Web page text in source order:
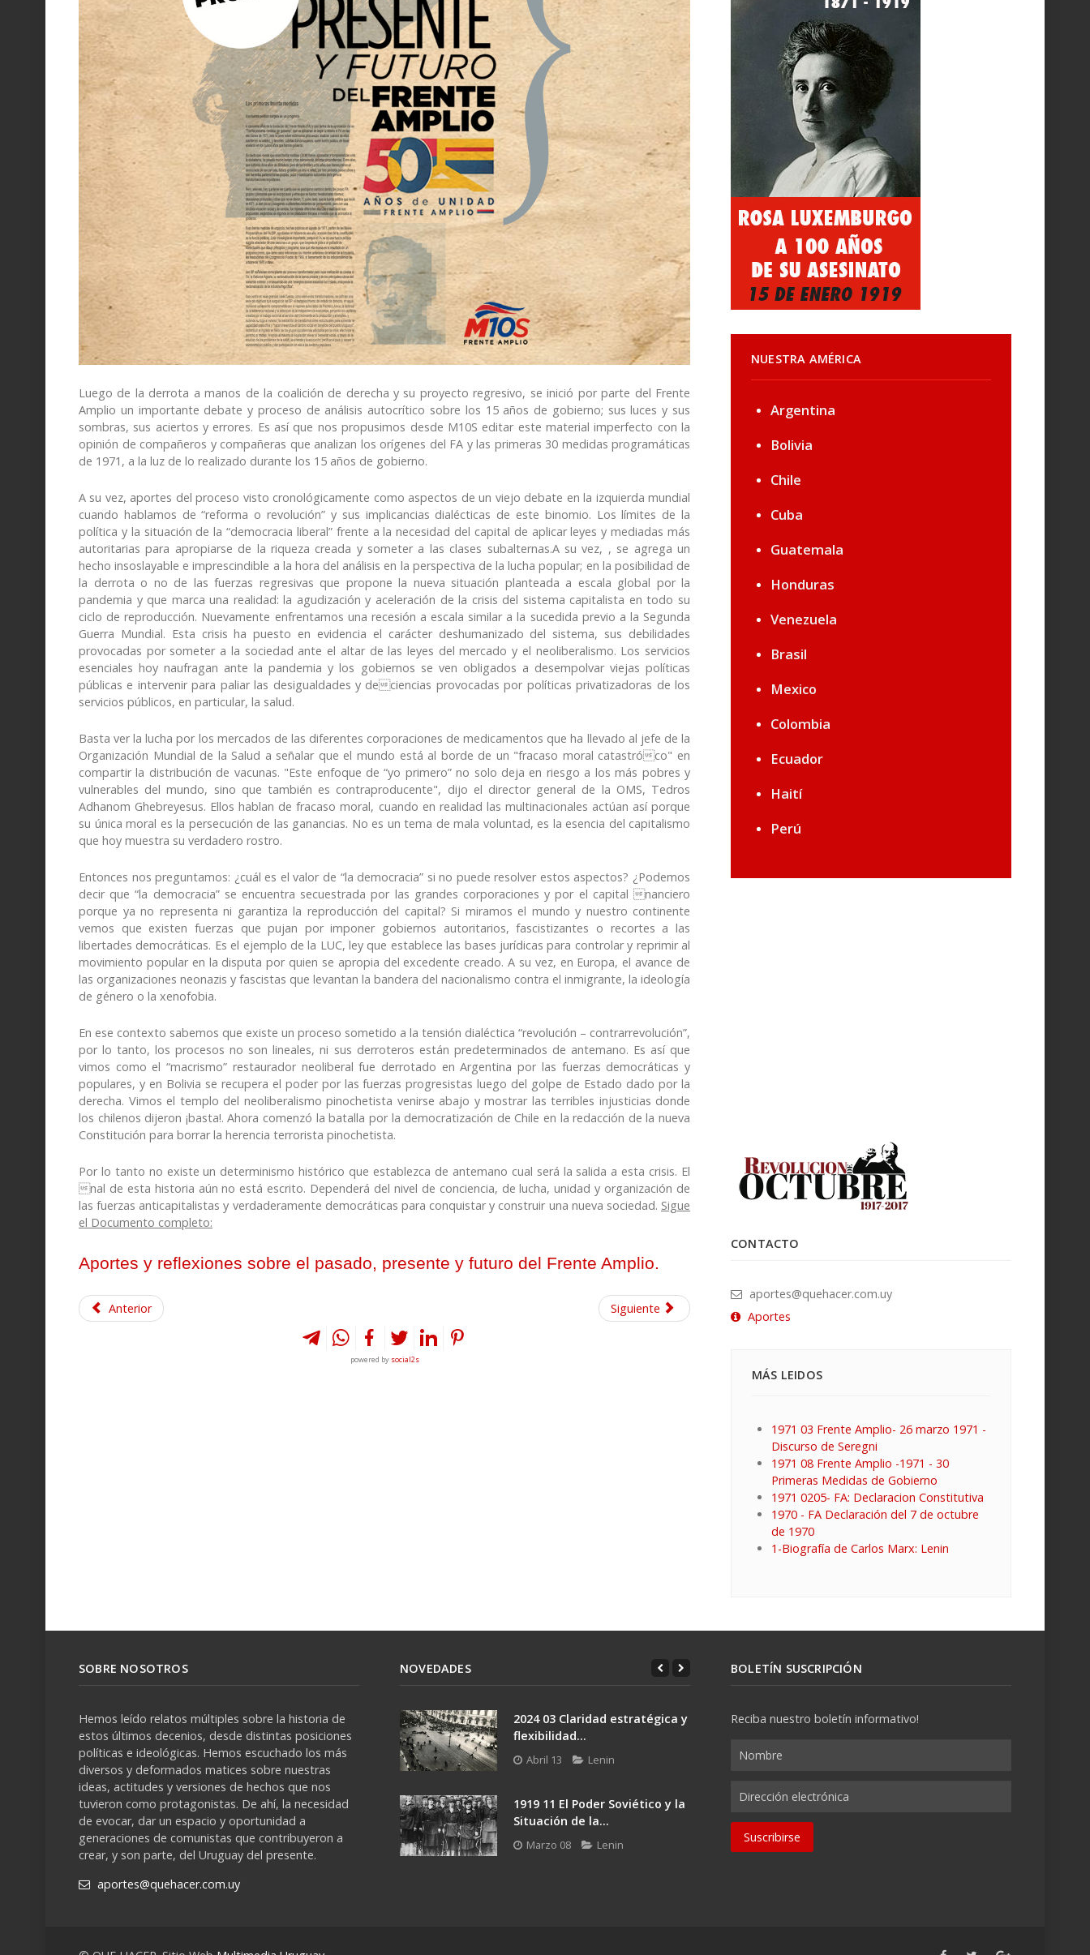
Luego de la derrota a manos de la coalición de derecha y su proyecto regresivo, se inició por parte del Frente
Amplio un importante debate y proceso de análisis autocrítico sobre los 15 años de gobierno; sus luces y sus
sombras, sus aciertos y errores. Es así que nos propusimos desde M10S editar este material imperfecto con la
opinión de compañeros y compañeras que analizan los orígenes del FA y las primeras 30 medidas programáticas
de 1971, a la luz de lo realizado durante los 15 años de gobierno.
A su vez, aportes del proceso visto cronológicamente como aspectos de un viejo debate en la izquierda mundial
cuando hablamos de “reforma o revolución” y sus implicancias dialécticas de este binomio. Los límites de la
política y la situación de la “democracia liberal” frente a la necesidad del capital de aplicar leyes y mediadas más
autoritarias para apropiarse de la riqueza creada y someter a las clases subalternas.A su vez, , se agrega un
hecho insoslayable e imprescindible a la hora del análisis en la perspectiva de la lucha popular; en la posibilidad de
la derrota o no de las fuerzas regresivas que propone la nueva situación planteada a escala global por la
pandemia y que marca una realidad: la agudización y aceleración de la crisis del sistema capitalista en todo su
ciclo de reproducción. Nuevamente enfrentamos una recesión a escala similar a la sucedida previo a la Segunda
Guerra Mundial. Esta crisis ha puesto en evidencia el carácter deshumanizado del sistema, sus debilidades
provocadas por someter a la sociedad ante el altar de las leyes del mercado y el neoliberalismo. Los servicios
esenciales hoy naufragan ante la pandemia y los gobiernos se ven obligados a desempolvar viejas políticas
públicas e intervenir para paliar las desigualdades y deciencias provocadas por políticas privatizadoras de los
servicios públicos, en particular, la salud.
Basta ver la lucha por los mercados de las diferentes corporaciones de medicamentos que ha llevado al jefe de la
Organización Mundial de la Salud a señalar que el mundo está al borde de un "fracaso moral catastróco" en
compartir la distribución de vacunas. "Este enfoque de “yo primero” no solo deja en riesgo a los más pobres y
vulnerables del mundo, sino que también es contraproducente", dijo el director general de la OMS, Tedros
Adhanom Ghebreyesus. Ellos hablan de fracaso moral, cuando en realidad las multinacionales actúan así porque
su única moral es la persecución de las ganancias. No es un tema de mala voluntad, es la esencia del capitalismo
que hoy muestra su verdadero rostro.
Entonces nos preguntamos: ¿cuál es el valor de “la democracia” si no puede resolver estos aspectos? ¿Podemos
decir que “la democracia” se encuentra secuestrada por las grandes corporaciones y por el capital nanciero
porque ya no representa ni garantiza la reproducción del capital? Si miramos el mundo y nuestro continente
vemos que existen fuerzas que pujan por imponer gobiernos autoritarios, fascistizantes o recortes a las
libertades democráticas. Es el ejemplo de la LUC, ley que establece las bases jurídicas para controlar y reprimir al
movimiento popular en la disputa por quien se apropia del excedente creado. A su vez, en Europa, el avance de
las organizaciones neonazis y fascistas que levantan la bandera del nacionalismo contra el inmigrante, la ideología
de género o la xenofobia.
En ese contexto sabemos que existe un proceso sometido a la tensión dialéctica “revolución – contrarrevolución”,
por lo tanto, los procesos no son lineales, ni sus derroteros están predeterminados de antemano. Es así que
vimos como el “macrismo” restaurador neoliberal fue derrotado en Argentina por las fuerzas democráticas y
populares, y en Bolivia se recupera el poder por las fuerzas progresistas luego del golpe de Estado dado por la
derecha. Vimos el templo del neoliberalismo pinochetista venirse abajo y mostrar las terribles injusticias donde
los chilenos dijeron ¡basta!. Ahora comenzó la batalla por la democratización de Chile en la redacción de la nueva
Constitución para borrar la herencia terrorista pinochetista.
Por lo tanto no existe un determinismo histórico que establezca de antemano cual será la salida a esta crisis. El
nal de esta historia aún no está escrito. Dependerá del nivel de conciencia, de lucha, unidad y organización de
las fuerzas anticapitalistas y verdaderamente democráticas para conquistar y construir una nueva sociedad. Sigue
el Documento completo:
Aportes y reflexiones sobre el pasado, presente y futuro del Frente Amplio.
Anterior Siguiente
powered by social2s
NUESTRA AMÉRICA
Argentina
Bolivia
Chile
Cuba
Guatemala
Honduras
Venezuela
Brasil
Mexico
Colombia
Ecuador
Haití
Perú
CONTACTO
aportes@quehacer.com.uy
Aportes
MÁS LEIDOS
1971 03 Frente Amplio- 26 marzo 1971 -
Discurso de Seregni
1971 08 Frente Amplio -1971 - 30
Primeras Medidas de Gobierno
1971 0205- FA: Declaracion Constitutiva
1970 - FA Declaración del 7 de octubre
de 1970
1-Biografía de Carlos Marx: Lenin
SOBRE NOSOTROS
Hemos leído relatos múltiples sobre la historia de
estos últimos decenios, desde distintas posiciones
políticas e ideológicas. Hemos escuchado los más
diversos y deformados matices sobre nuestras
ideas, actitudes y versiones de hechos que nos
tuvieron como protagonistas. De ahí, la necesidad
de evocar, dar un espacio y oportunidad a
generaciones de comunistas que contribuyeron a
crear, y son parte, del Uruguay del presente.
aportes@quehacer.com.uy
NOVEDADES
2024 03 Claridad estratégica y
flexibilidad...
Abril 13 Lenin
1919 11 El Poder Soviético y la
Situación de la...
Marzo 08 Lenin
BOLETÍN SUSCRIPCIÓN
Reciba nuestro boletín informativo!